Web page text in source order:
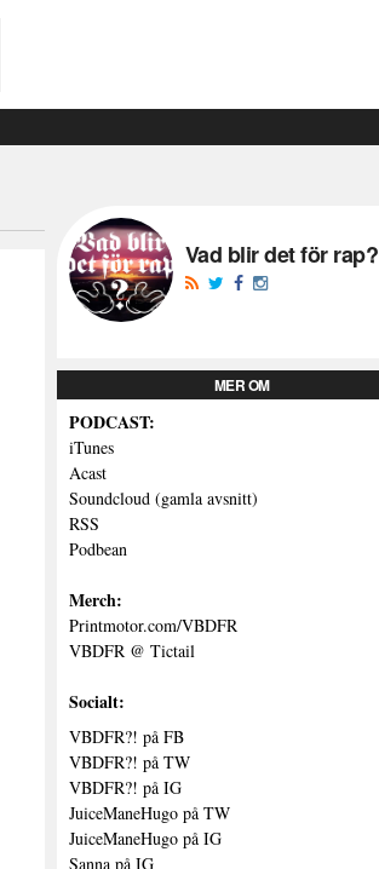
Vad blir det för rap?
MER OM
PODCAST:
iTunes
Acast
Soundcloud (gamla avsnitt)
RSS
Podbean
Merch:
Printmotor.com/VBDFR
VBDFR @ Tictail
Socialt:
VBDFR?! på FB
VBDFR?! på TW
VBDFR?! på IG
JuiceManeHugo på TW
JuiceManeHugo på IG
Sanna på IG